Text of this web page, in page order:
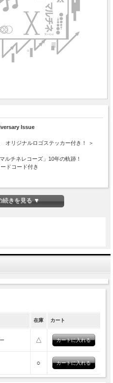
Issue
オリジナルロゴステッカー付き！ ＞
ルチネレコーズ」10年の軌跡！
ドコード付き
続きを見る ▼
在庫 カート
△
○